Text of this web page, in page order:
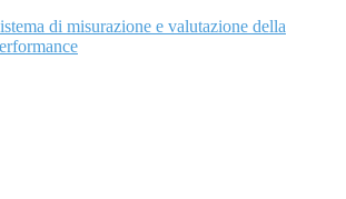
di misurazione e valutazione della